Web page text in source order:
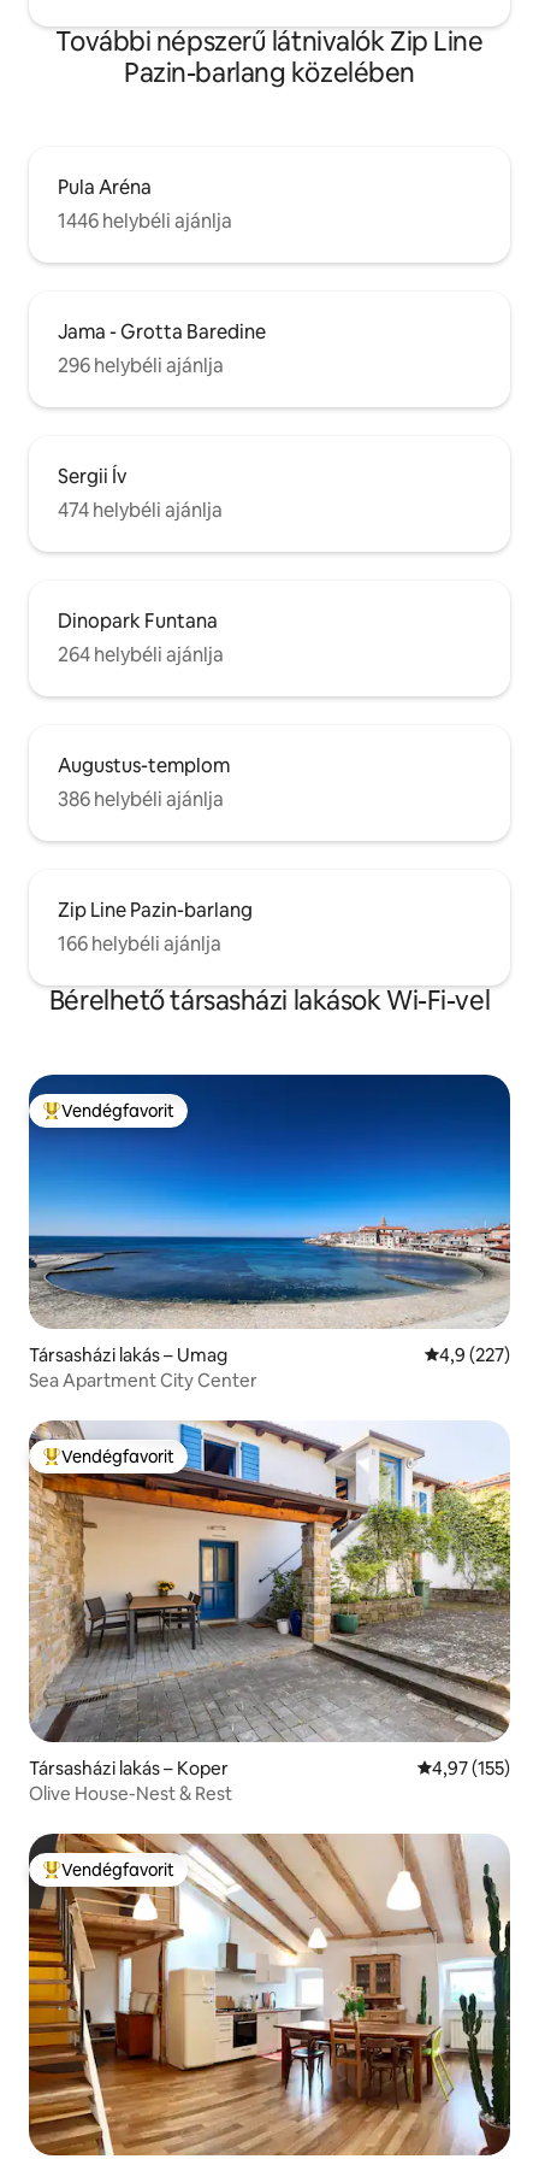
További népszerű látnivalók Zip Line
Pazin-barlang közelében
Pula Aréna
1446 helybéli ajánlja
Jama - Grotta Baredine
296 helybéli ajánlja
Sergii Ív
474 helybéli ajánlja
Dinopark Funtana
264 helybéli ajánlja
Augustus-templom
386 helybéli ajánlja
Zip Line Pazin-barlang
166 helybéli ajánlja
Bérelhető társasházi lakások Wi-Fi-vel
Kiemelt vendégfavorit
Vendégfavorit
Társasházi lakás – Umag Átlagos
4,9 (227)
Sea Apartment City Center
Kiemelt vendégfavorit
Vendégfavorit
Társasházi lakás – Koper Átlagos
4,97 (155)
Olive House-Nest & Rest
Kiemelt vendégfavorit
Vendégfavorit